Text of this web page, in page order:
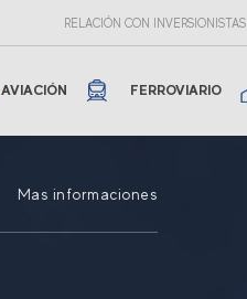
RELACIÓN CON INVERSIONISTAS
AVIACIÓN FERROVIARIO
Mas informaciones